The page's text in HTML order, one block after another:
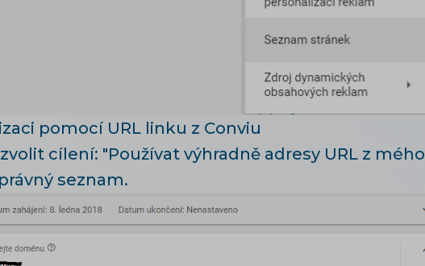
pomocí URL linku z Conviu
cílení: "Používat výhradně adresy URL z mého
seznam.